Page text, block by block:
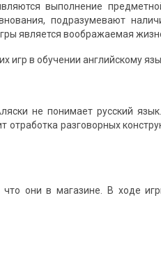
выполнение
подразумевают
является воображаемая
в обучении английскому
не понимает русский
разговорных
они в магазине. В ходе